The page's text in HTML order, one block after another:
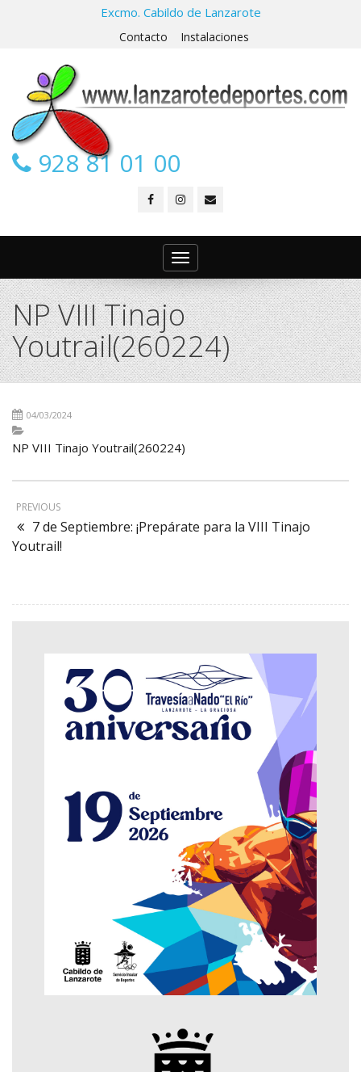
Excmo. Cabildo de Lanzarote
Contacto Instalaciones
928 81 01 00
Toggle
navigation
NP VIII Tinajo
Youtrail(260224)
04/03/2024
NP VIII Tinajo Youtrail(260224)
PREVIOUS
7 de Septiembre: ¡Prepárate para la VIII Tinajo
Youtrail!